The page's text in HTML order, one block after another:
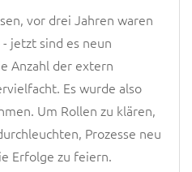
vor drei Jahren waren
jetzt sind es neun
Anzahl der extern
Es wurde also
Um Rollen zu klären,
Prozesse neu
Erfolge zu feiern.